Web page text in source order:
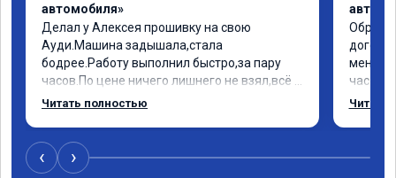
автомобиля»
Делал у Алексея прошивку на свою
Ауди.Машина задышала,стала
бодрее.Работу выполнил быстро,за пару
часов.По цене ничего лишнего не взял,всё
как договаривались заранее.После работы
случае поломки авто.Однозначно
рекомендую Алексея как грамотного
Читать полностью
меня
час
Арман
Читать
‹ ›